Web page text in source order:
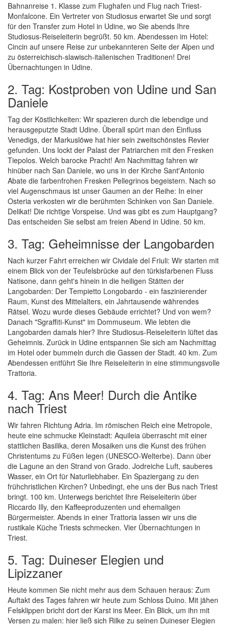
Bahnanreise 1. Klasse zum Flughafen und Flug nach Triest-
Monfalcone. Ein Vertreter von Studiosus erwartet Sie und sorgt
für den Transfer zum Hotel in Udine, wo Sie abends Ihre
Studiosus-Reiseleiterin begrüßt. 50 km. Abendessen im Hotel:
Cincin auf unsere Reise zur unbekannteren Seite der Alpen und
zu österreichisch-slawisch-italienischen Traditionen! Drei
Übernachtungen in Udine.
2. Tag: Kostproben von Udine und San
Daniele
Tag der Köstlichkeiten: Wir spazieren durch die lebendige und
herausgeputzte Stadt Udine. Überall spürt man den Einfluss
Venedigs, der Markuslöwe hat hier sein zweitschönstes Revier
gefunden. Uns lockt der Palast der Patriarchen mit den Fresken
Tiepolos. Welch barocke Pracht! Am Nachmittag fahren wir
hinüber nach San Daniele, wo uns in der Kirche Sant'Antonio
Abate die farbenfrohen Fresken Pellegrinos begeistern. Nach so
viel Augenschmaus ist unser Gaumen an der Reihe: In einer
Osteria verkosten wir die berühmten Schinken von San Daniele.
Delikat! Die richtige Vorspeise. Und was gibt es zum Hauptgang?
Das entscheiden Sie selbst am freien Abend in Udine. 50 km.
3. Tag: Geheimnisse der Langobarden
Nach kurzer Fahrt erreichen wir Cividale del Friuli: Wir starten mit
einem Blick von der Teufelsbrücke auf den türkisfarbenen Fluss
Natisone, dann geht's hinein in die heiligen Stätten der
Langobarden: Der Tempietto Longobardo - ein faszinierender
Raum, Kunst des Mittelalters, ein Jahrtausende währendes
Rätsel. Wozu wurde dieses Gebäude errichtet? Und von wem?
Danach "Sgraffiti-Kunst" im Dommuseum. Wie lebten die
Langobarden damals hier? Ihre Studiosus-Reiseleiterin lüftet das
Geheimnis. Zurück in Udine entspannen Sie sich am Nachmittag
im Hotel oder bummeln durch die Gassen der Stadt. 40 km. Zum
Abendessen entführt Sie Ihre Reiseleiterin in eine stimmungsvolle
Trattoria.
4. Tag: Ans Meer! Durch die Antike
nach Triest
Wir fahren Richtung Adria. Im römischen Reich eine Metropole,
heute eine schmucke Kleinstadt: Aquileia überrascht mit einer
stattlichen Basilika, deren Mosaiken uns die Kunst des frühen
Christentums zu Füßen legen (UNESCO-Welterbe). Dann über
die Lagune an den Strand von Grado. Jodreiche Luft, sauberes
Wasser, ein Ort für Naturliebhaber. Ein Spaziergang zu den
frühchristlichen Kirchen? Unbedingt, ehe uns der Bus nach Triest
bringt. 100 km. Unterwegs berichtet Ihre Reiseleiterin über
Riccardo Illy, den Kaffeeproduzenten und ehemaligen
Bürgermeister. Abends in einer Trattoria lassen wir uns die
rustikale Küche Triests schmecken. Vier Übernachtungen in
Triest.
5. Tag: Duineser Elegien und
Lipizzaner
Heute kommen Sie nicht mehr aus dem Schauen heraus: Zum
Auftakt des Tages fahren wir heute zum Schloss Duino. Mit jähen
Felsklippen bricht dort der Karst ins Meer. Ein Blick, um ihn mit
Versen zu malen: hier ließ sich Rilke zu seinen Duineser Elegien